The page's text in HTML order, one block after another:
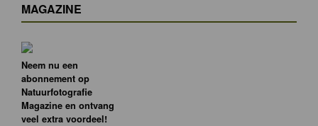
MAGAZINE
Neem nu een
abonnement op
Natuurfotografie
Magazine en ontvang
veel extra voordeel!